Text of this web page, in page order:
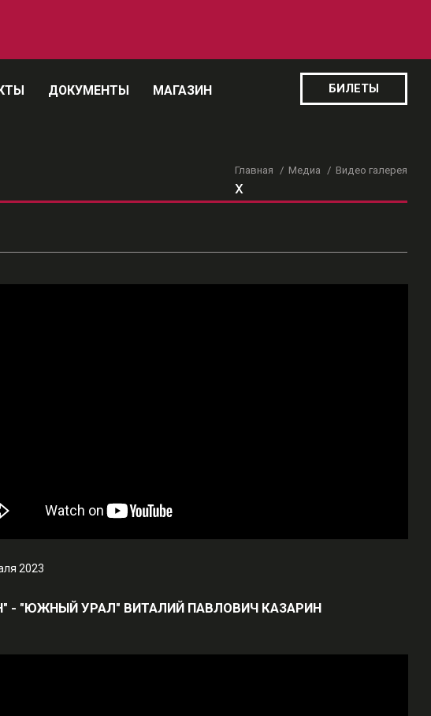
ДОКУМЕНТЫ МАГАЗИН БИЛЕТЫ
Главная Медиа Видео галерея
x
2023
- "ЮЖНЫЙ УРАЛ" ВИТАЛИЙ ПАВЛОВИЧ КАЗАРИН